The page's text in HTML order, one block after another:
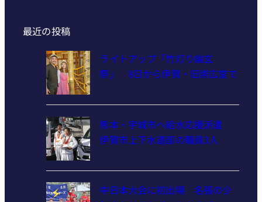
最近の投稿
ライトアップ「竹灯り幽玄
祭」 8日から伊賀・旧崇広堂で
熊本・宇城市へ給水応援派遣
伊賀市上下水道部の職員3人
中日本大会に初出場 名張の少